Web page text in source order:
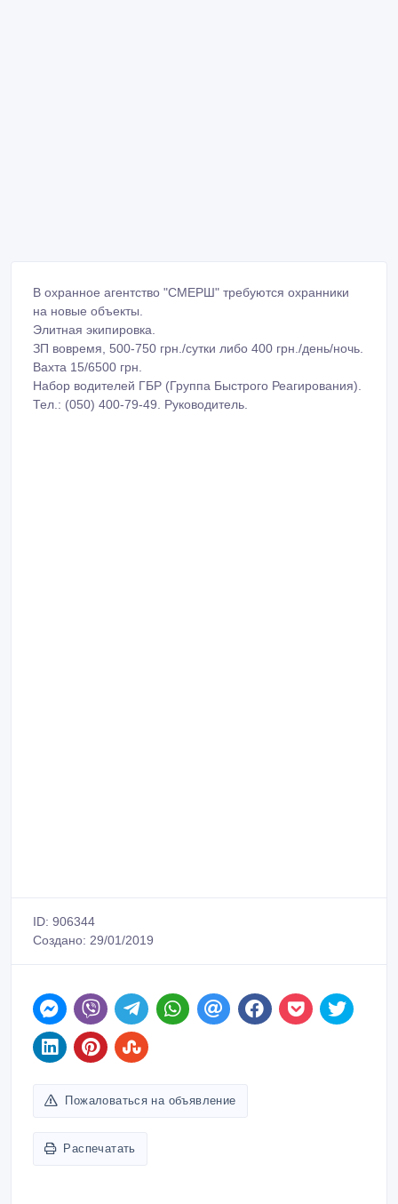
В охранное агентство "СМЕРШ" требуются охранники
на новые объекты.
Элитная экипировка.
ЗП вовремя, 500-750 грн./сутки либо 400 грн./день/ночь.
Вахта 15/6500 грн.
Набор водителей ГБР (Группа Быстрого Реагирования).
Тел.: (050) 400-79-49. Руководитель.
ID: 906344
Создано: 29/01/2019
Пожаловаться на объявление
Распечатать